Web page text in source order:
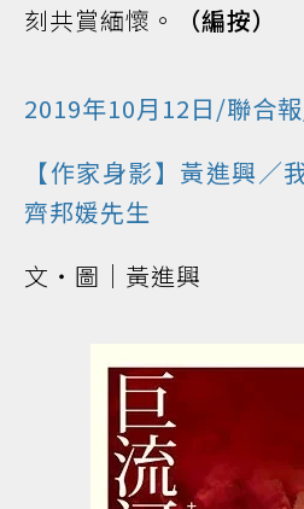
刻共賞緬懷。
（編按）
2019年10月12日/聯合
【作家身影】黃進興／
齊邦媛先生
文‧圖｜黃進興